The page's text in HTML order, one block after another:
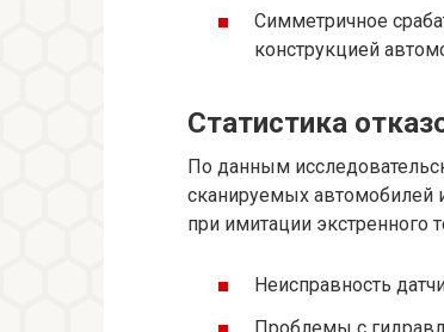
Симметричное
конструкцией
Статистика
По данным
сканируемых автомобилей
при имитации
Неисправность
Проблемы с